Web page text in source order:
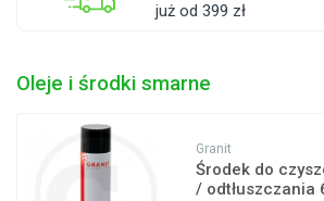
już od 399 zł
Oleje i środki smarne
Granit
Środek do
/ odtłuszczania